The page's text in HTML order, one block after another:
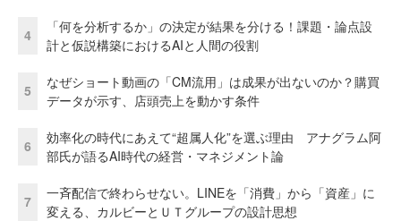
4
「何を分析するか」の決定が結果を分ける！課題・論点設
計と仮説構築におけるAIと人間の役割
5
なぜショート動画の「CM流用」は成果が出ないのか？購買
データが示す、店頭売上を動かす条件
6
効率化の時代にあえて“超属人化”を選ぶ理由 アナグラム阿
部氏が語るAI時代の経営・マネジメント論
7
一斉配信で終わらせない。LINEを「消費」から「資産」に
変える、カルビーとＵＴグループの設計思想